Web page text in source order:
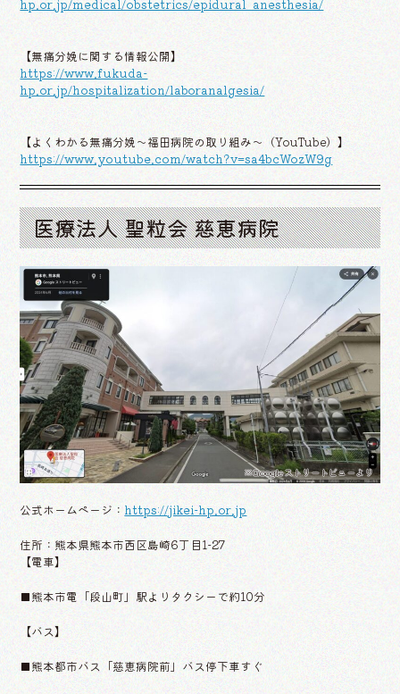
hp.or.jp/medical/obstetrics/epidural_anesthesia/
【無痛分娩に関する情報公開】
https://www.fukuda-
hp.or.jp/hospitalization/laboranalgesia/
【よくわかる無痛分娩～福田病院の取り組み～（YouTube）】
https://www.youtube.com/watch?v=sa4bcWozW9g
医療法人 聖粒会 慈恵病院
※Googleストリートビューより
公式ホームページ： https://jikei-hp.or.jp
住所：熊本県熊本市西区島崎6丁目1-27
【電車】
■熊本市電「段山町」駅よりタクシーで約10分
【バス】
■熊本都市バス「慈恵病院前」バス停下車すぐ